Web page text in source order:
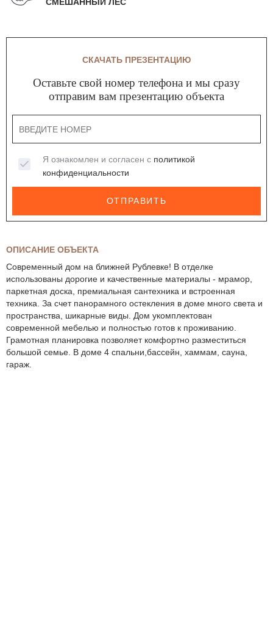
ОПИСАНИЕ ОБЪЕКТА
Современный дом на ближней Рублевке! В отделке
использованы дорогие и качественные материалы - мрамор,
паркетная доска, премиальная сантехника и встроенная
техника. За счет панорамного остекления в доме много света и
пространства, шикарные виды. Дом укомплектован
современной мебелью и полностью готов к проживанию.
Грамотная планировка позволяет комфортно разместиться
большой семье. В доме 4 спальни,бассейн, хаммам, сауна,
гараж.
СКАЧАТЬ ПРЕЗЕНТАЦИЮ
Оставьте свой номер телефона и мы сразу
отправим вам презентацию объекта
Я ознакомлен и согласен с политикой
конфиденциальности
ОТПРАВИТЬ